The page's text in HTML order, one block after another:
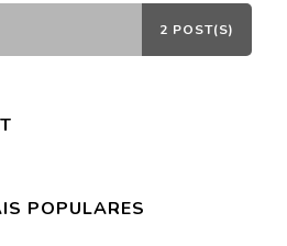
2 POST(S)
POPULARES